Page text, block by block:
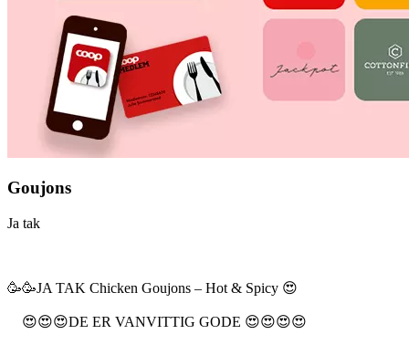
Goujons
Ja tak
🥳🥳JA TAK Chicken Goujons – Hot & Spicy 😍
😍😍😍DE ER VANVITTIG GODE 😍😍😍😍